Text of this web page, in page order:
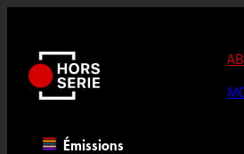
contenu
Émissions